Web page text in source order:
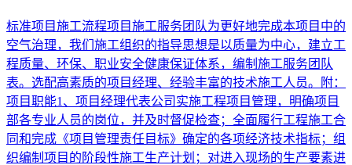
标准项目施工流程项目施工服务团队为更好地完成本项目中的
空气治理，我们施工组织的指导思想是以质量为中心，建立工
程质量、环保、职业安全健康保证体系，编制施工服务团队
表。选配高素质的项目经理、经验丰富的技术施工人员。附：
项目职能1、项目经理代表公司实施工程项目管理，明确项目
部各专业人员的岗位，并及时督促检查；全面履行工程施工合
同和完成《项目管理责任目标》确定的各项经济技术指标；组
织编制项目的阶段性施工生产计划；对进入现场的生产要素进